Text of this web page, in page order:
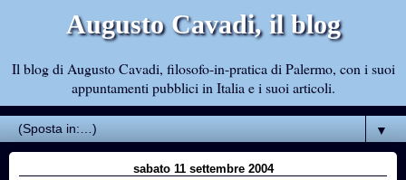
Augusto Cavadi, il blog
Il blog di Augusto Cavadi, filosofo-in-pratica di Palermo, con i suoi
appuntamenti pubblici in Italia e i suoi articoli.
▼
sabato 11 settembre 2004